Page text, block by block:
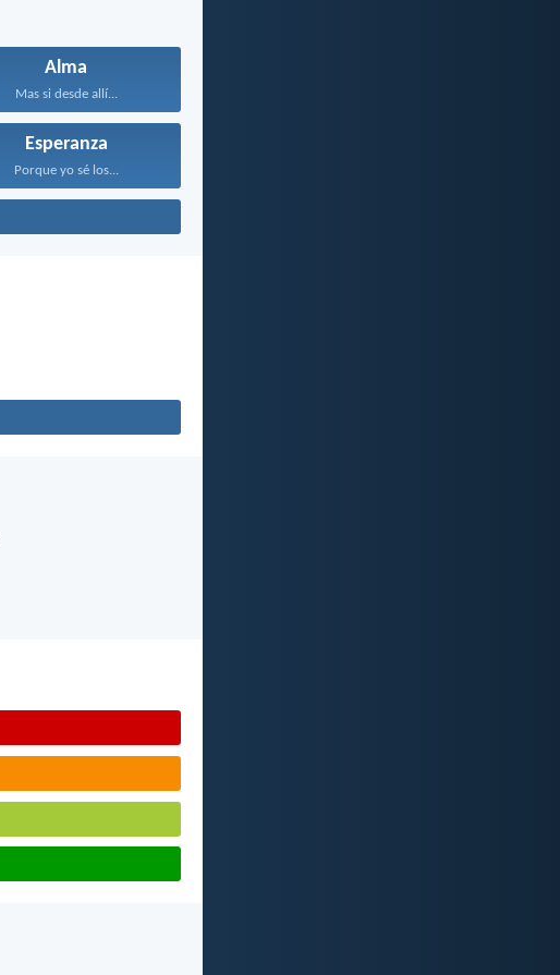
Alma
Mas si desde allí...
Esperanza
Porque yo sé los...